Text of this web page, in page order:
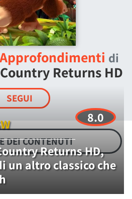
di
Returns HD
SEGUI
DEI CONTENUTI
8.0
Returns HD,
un altro classico che